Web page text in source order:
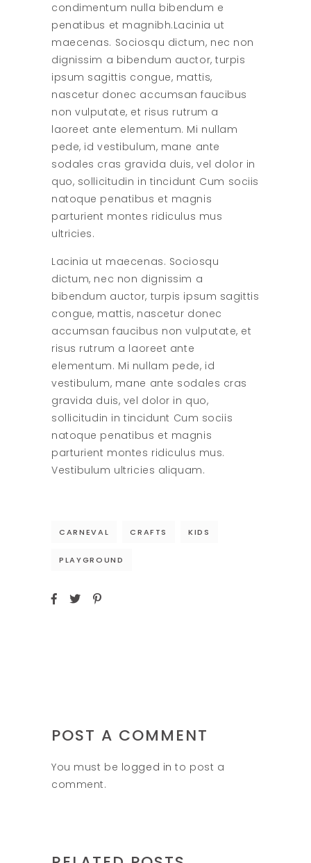
condimentum nulla bibendum e
penatibus et magnibh.Lacinia ut
maecenas. Sociosqu dictum, nec non
dignissim a bibendum auctor, turpis
ipsum sagittis congue, mattis,
nascetur donec accumsan faucibus
non vulputate, et risus rutrum a
laoreet ante elementum. Mi nullam
pede, id vestibulum, mane ante
sodales cras gravida duis, vel dolor in
quo, sollicitudin in tincidunt Cum sociis
natoque penatibus et magnis
parturient montes ridiculus mus
ultricies.
Lacinia ut maecenas. Sociosqu
dictum, nec non dignissim a
bibendum auctor, turpis ipsum sagittis
congue, mattis, nascetur donec
accumsan faucibus non vulputate, et
risus rutrum a laoreet ante
elementum. Mi nullam pede, id
vestibulum, mane ante sodales cras
gravida duis, vel dolor in quo,
sollicitudin in tincidunt Cum sociis
natoque penatibus et magnis
parturient montes ridiculus mus.
Vestibulum ultricies aliquam.
CARNEVAL CRAFTS KIDS
PLAYGROUND
POST A COMMENT
You must be logged in to post a
comment.